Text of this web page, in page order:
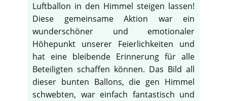
Luftballon in den Himmel steigen lassen!
Diese gemeinsame Aktion war ein
wunderschöner und emotionaler
Höhepunkt unserer Feierlichkeiten und
hat eine bleibende Erinnerung für alle
Beteiligten schaffen können. Das Bild all
dieser bunten Ballons, die gen Himmel
schwebten, war einfach fantastisch und